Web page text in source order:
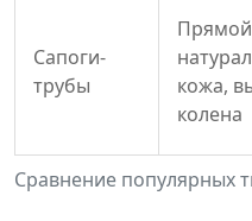
Сравнение популярных
Сапоги-
трубы
Прямой
кожа,
колена